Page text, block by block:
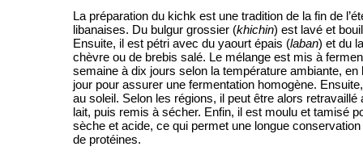
La préparation du kichk est une tradition de la fin de
libanaises. Du bulgur grossier (khichin) est lavé et
Ensuite, il est pétri avec du yaourt épais (laban) et du
chèvre ou de brebis salé. Le mélange est mis à
semaine à dix jours selon la température ambiante, en
jour pour assurer une fermentation homogène.
au soleil. Selon les régions, il peut être alors retravaillé
lait, puis remis à sécher. Enfin, il est moulu et tamisé
sèche et acide, ce qui permet une longue
de protéines.